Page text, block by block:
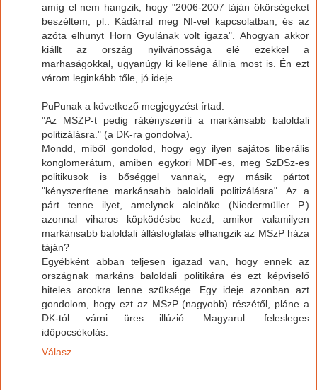
amíg el nem hangzik, hogy "2006-2007 táján ökörségeket
beszéltem, pl.: Kádárral meg NI-vel kapcsolatban, és az
azóta elhunyt Horn Gyulának volt igaza". Ahogyan akkor
kiállt az ország nyilvánossága elé ezekkel a
marhaságokkal, ugyanúgy ki kellene állnia most is. Én ezt
várom leginkább tőle, jó ideje.
PuPunak a következő megjegyzést írtad:
"Az MSZP-t pedig rákényszeríti a markánsabb baloldali
politizálásra." (a DK-ra gondolva).
Mondd, miből gondolod, hogy egy ilyen sajátos liberális
konglomerátum, amiben egykori MDF-es, meg SzDSz-es
politikusok is bőséggel vannak, egy másik pártot
"kényszerítene markánsabb baloldali politizálásra". Az a
párt tenne ilyet, amelynek alelnöke (Niedermüller P.)
azonnal viharos köpködésbe kezd, amikor valamilyen
markánsabb baloldali állásfoglalás elhangzik az MSzP háza
táján?
Egyébként abban teljesen igazad van, hogy ennek az
országnak markáns baloldali politikára és ezt képviselő
hiteles arcokra lenne szüksége. Egy ideje azonban azt
gondolom, hogy ezt az MSzP (nagyobb) részétől, pláne a
DK-tól várni üres illúzió. Magyarul: felesleges
időpocsékolás.
Válasz